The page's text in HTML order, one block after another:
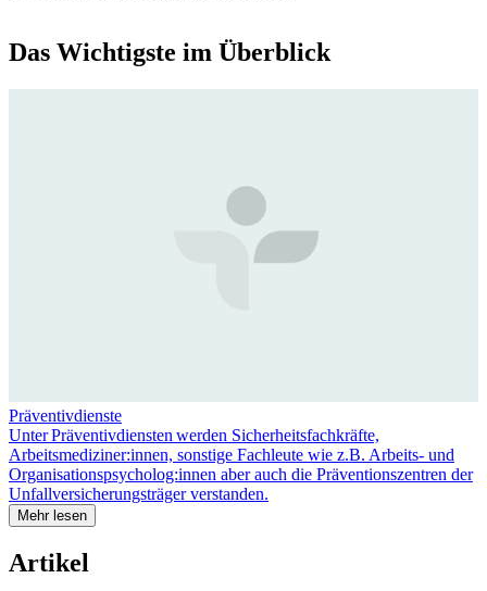
Das Wichtigste im Überblick
Präventivdienste
Unter Präventivdiensten werden Sicherheitsfachkräfte,
Arbeitsmediziner:innen, sonstige Fachleute wie z.B. Arbeits- und
Organisationspsycholog:innen aber auch die Präventionszentren der
Unfallversicherungsträger verstanden.
Mehr lesen
Artikel